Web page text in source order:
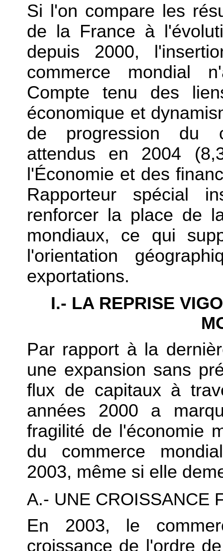
Si l'on compare les
de la France à
depuis 2000,
commerce mondial
Compte tenu des
économique et
de progression du
attendus en 2004
l'Économie et des
Rapporteur spécial
renforcer la place de
mondiaux, ce qui
l'orientation
exportations.
I.- LA REPRISE
Par rapport à la
une expansion sans
flux de capitaux à
années 2000 a
fragilité de l'économie
du commerce
2003, même si elle
A.- UNE CROISSANCE
En 2003, le
croissance de l'ordre